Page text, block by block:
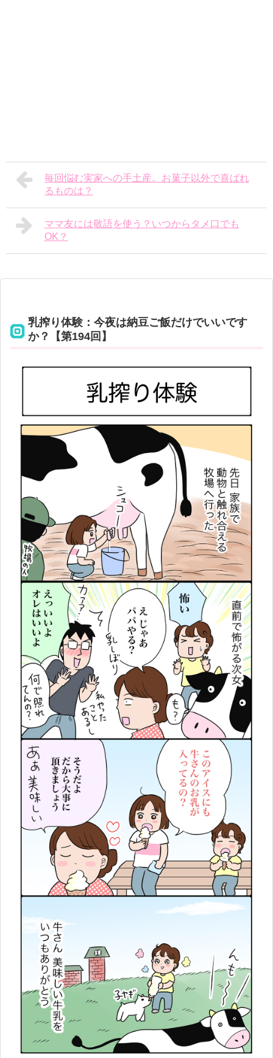
毎回悩む実家への手土産。お菓子以外で喜ばれ
るものは？
ママ友には敬語を使う？いつからタメ口でも
OK？
乳搾り体験：今夜は納豆ご飯だけでいいです
か？【第194回】